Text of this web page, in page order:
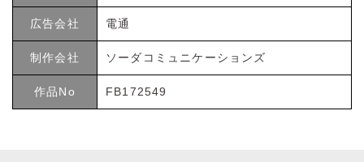
広告会社 電通
制作会社 ソーダコミュニケーションズ
作品No FB172549